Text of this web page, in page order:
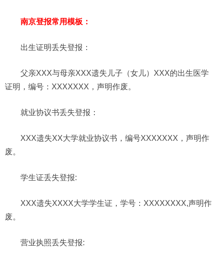
南京登报常用模板：
出生证明丢失登报：
父亲XXX与母亲XXX遗失儿子（女儿）XXX的出生医学
证明，编号：XXXXXXX，声明作废。
就业协议书丢失登报：
XXX遗失XX大学就业协议书，编号XXXXXXX，声明作
废。
学生证丢失登报:
XXX遗失XXXX大学学生证，学号：XXXXXXXX,声明作
废。
营业执照丢失登报: